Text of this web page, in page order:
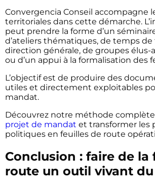
Convergencia Conseil accompagne
territoriales dans cette démarche.
peut prendre la forme d’un
d’ateliers thématiques, de temps de
direction générale, de groupes
ou d’un appui à la formalisation des
L’objectif est de produire des
utiles et directement exploitables
mandat.
Découvrez notre méthode
projet de mandat et transformer les
politiques en feuilles de route
Conclusion : faire de la
route un outil vivant